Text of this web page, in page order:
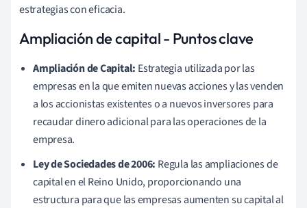
estrategias con eficacia.
Ampliación de capital - Puntos clave
Ampliación de Capital: Estrategia utilizada por las
empresas en la que emiten nuevas acciones y las venden
a los accionistas existentes o a nuevos inversores para
recaudar dinero adicional para las operaciones de la
empresa.
Ley de Sociedades de 2006: Regula las ampliaciones de
capital en el Reino Unido, proporcionando una
estructura para que las empresas aumenten su capital al